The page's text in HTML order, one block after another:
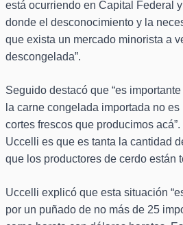
está ocurriendo en Capital Federal
donde el desconocimiento y la
que exista un mercado minorista a
descongelada”.
Seguido destacó que “es
la carne congelada importada no
cortes frescos que producimos
Uccelli es que es tanta la cantidad
que los productores de cerdo están
Uccelli explicó que esta situación
por un puñado de no más de 25